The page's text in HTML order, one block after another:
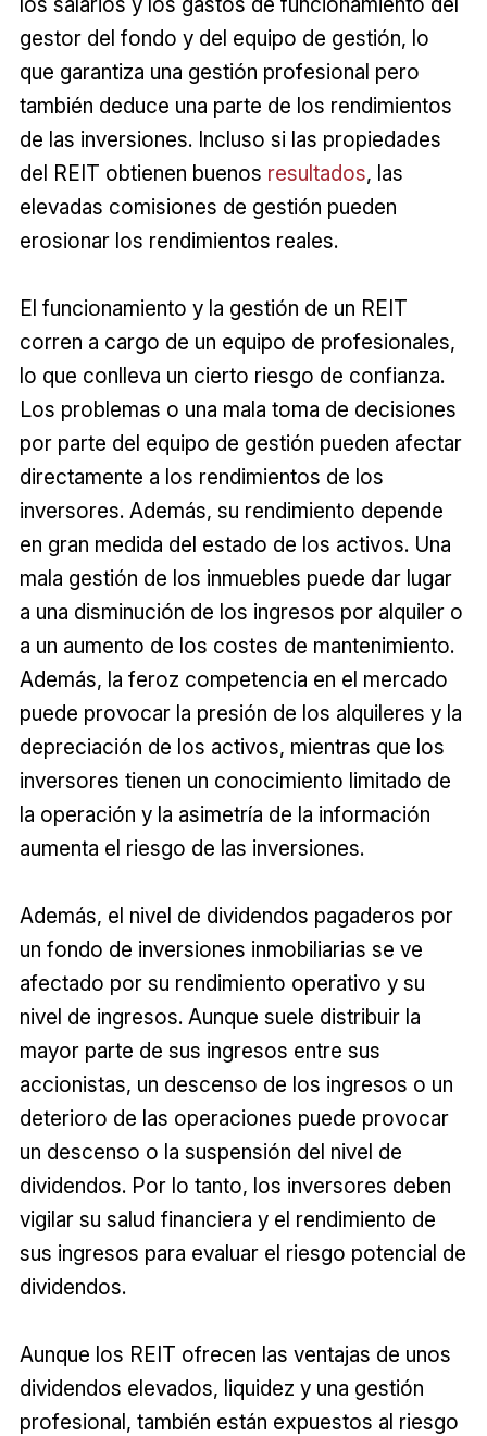
gestor del fondo y del equipo de gestión, lo
que garantiza una gestión profesional pero
también deduce una parte de los rendimientos
de las inversiones. Incluso si las propiedades
del REIT obtienen buenos resultados, las
elevadas comisiones de gestión pueden
erosionar los rendimientos reales.
El funcionamiento y la gestión de un REIT
corren a cargo de un equipo de profesionales,
lo que conlleva un cierto riesgo de confianza.
Los problemas o una mala toma de decisiones
por parte del equipo de gestión pueden afectar
directamente a los rendimientos de los
inversores. Además, su rendimiento depende
en gran medida del estado de los activos. Una
mala gestión de los inmuebles puede dar lugar
a una disminución de los ingresos por alquiler o
a un aumento de los costes de mantenimiento.
Además, la feroz competencia en el mercado
puede provocar la presión de los alquileres y la
depreciación de los activos, mientras que los
inversores tienen un conocimiento limitado de
la operación y la asimetría de la información
aumenta el riesgo de las inversiones.
Además, el nivel de dividendos pagaderos por
un fondo de inversiones inmobiliarias se ve
afectado por su rendimiento operativo y su
nivel de ingresos. Aunque suele distribuir la
mayor parte de sus ingresos entre sus
accionistas, un descenso de los ingresos o un
deterioro de las operaciones puede provocar
un descenso o la suspensión del nivel de
dividendos. Por lo tanto, los inversores deben
vigilar su salud financiera y el rendimiento de
sus ingresos para evaluar el riesgo potencial de
dividendos.
Aunque los REIT ofrecen las ventajas de unos
dividendos elevados, liquidez y una gestión
profesional, también están expuestos al riesgo